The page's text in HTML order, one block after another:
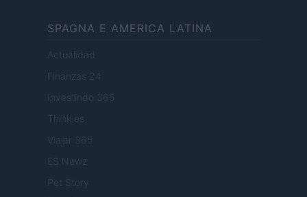
SPAGNA E AMERICA LATINA
Actualidad
Finanzas 24
Investindo 365
Think.es
Viajar 365
ES Newz
Pet Story